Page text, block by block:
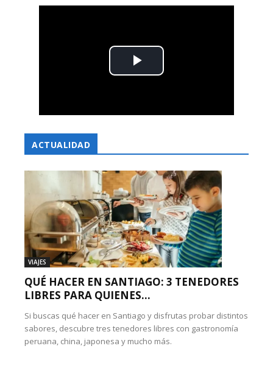
ACTUALIDAD
VIAJES
QUÉ HACER EN SANTIAGO: 3 TENEDORES
LIBRES PARA QUIENES...
Si buscas qué hacer en Santiago y disfrutas probar distintos
sabores, descubre tres tenedores libres con gastronomía
peruana, china, japonesa y mucho más.